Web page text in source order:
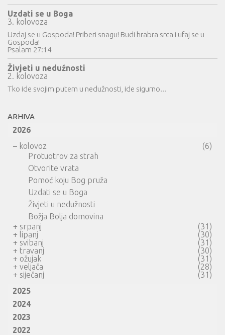
Uzdati se u Boga
3. kolovoza
Uzdaj se u Gospoda! Priberi snagu! Budi hrabra srca i ufaj se u
Gospoda!
Psalam 27:14
Živjeti u nedužnosti
2. kolovoza
Tko ide svojim putem u nedužnosti, ide sigurno...
ARHIVA
2026
– kolovoz
(6)
Protuotrov za strah
Otvorite vrata
Pomoć koju Bog pruža
Uzdati se u Boga
Živjeti u nedužnosti
Božja Bolja domovina
+ srpanj
(31)
+ lipanj
(30)
+ svibanj
(31)
+ travanj
(30)
+ ožujak
(31)
+ veljača
(28)
+ siječanj
(31)
2025
2024
2023
2022